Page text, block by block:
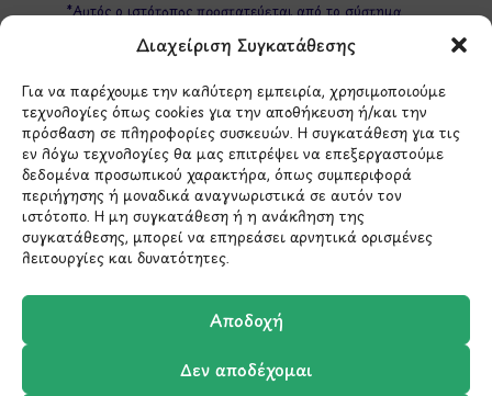
Διαχείριση Συγκατάθεσης
Για να παρέχουμε την καλύτερη εμπειρία, χρησιμοποιούμε
τεχνολογίες όπως cookies για την αποθήκευση ή/και την
πρόσβαση σε πληροφορίες συσκευών. Η συγκατάθεση για τις
εν λόγω τεχνολογίες θα μας επιτρέψει να επεξεργαστούμε
δεδομένα προσωπικού χαρακτήρα, όπως συμπεριφορά
περιήγησης ή μοναδικά αναγνωριστικά σε αυτόν τον
ιστότοπο. Η μη συγκατάθεση ή η ανάκληση της
συγκατάθεσης, μπορεί να επηρεάσει αρνητικά ορισμένες
λειτουργίες και δυνατότητες.
Αποδοχή
Δεν αποδέχομαι
*Αυτός ο ιστότοπος προστατεύεται από το σύστημα
Όροι Παροχής Υπηρεσιών της Google.
ΣΤΟΙΧΕΙΑ ΕΠΙΚΟΙΝΩΝΙΑΣ
Holargos Center (Ισόγειο)
Λ.Περικλέους 56,
Χολαργός 15561
info@ypografi.com